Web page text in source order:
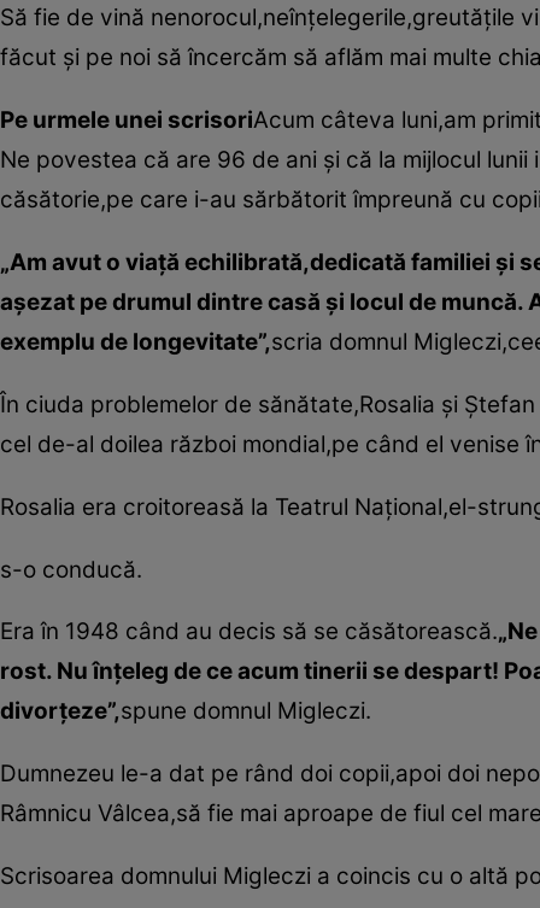
Să fie de vină nenorocul,neînţelegerile,greutăţile
făcut şi pe noi să încercăm să aflăm mai multe
Pe urmele unei scrisoriAcum câteva luni,am
Ne povestea că are 96 de ani şi că la mijlocul
căsătorie,pe care i-au sărbătorit împreună cu
„Am avut o viaţă echilibrată,dedicată familiei
aşezat pe drumul dintre casă şi locul de muncă.
exemplu de longevitate”,scria domnul
În ciuda problemelor de sănătate,Rosalia şi
cel de-al doilea război mondial,pe când el venise
Rosalia era croitoreasă la Teatrul Naţional,el-
s-o conducă.
Era în 1948 când au decis să se căsătorească.
rost. Nu înţeleg de ce acum tinerii se despart!
divorţeze”,spune domnul Migleczi.
Dumnezeu le-a dat pe rând doi copii,apoi doi
Râmnicu Vâlcea,să fie mai aproape de fiul cel
Scrisoarea domnului Migleczi a coincis cu o altă